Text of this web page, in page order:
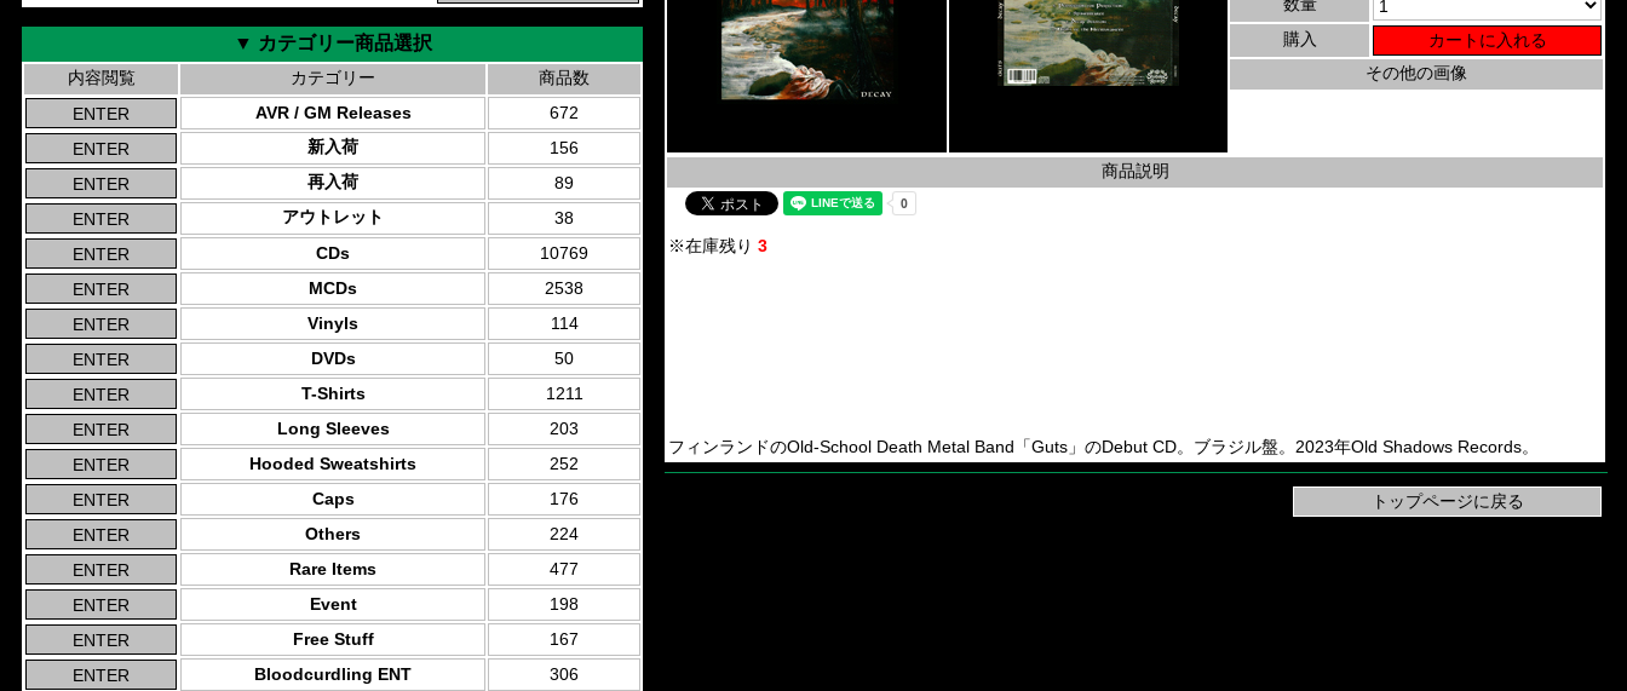
▼ カテゴリー商品選択
内容閲覧 カテゴリー
商品数
AVR / GM Releases
672
新入荷
156
再入荷
89
アウトレット
38
CDs
10769
MCDs
2538
Vinyls
114
DVDs
50
T-Shirts
1211
Long Sleeves
203
Hooded Sweatshirts
252
Caps
176
Others
224
Rare Items
477
Event
198
Free Stuff
167
Bloodcurdling ENT
306
購入
その他の画像
商品説明
※在庫残り 3
フィンランドのOld-School Death Metal Band「Guts」のDebut CD。ブラジル盤。2023年Old Shadows Records。